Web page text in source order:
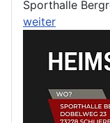
Sporthalle
weiter